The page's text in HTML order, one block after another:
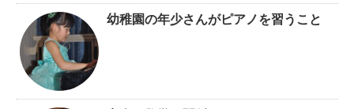
幼稚園の年少さんがピアノを習うこと